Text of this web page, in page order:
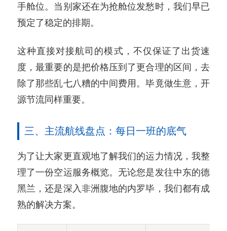
手舱位。当别家还在为抢舱位发愁时，我们早已
预定了稳定的排期。
这种直接对接航司的模式，不仅保证了出货速
度，最重要的是把价格压到了更合理的区间，去
除了那些乱七八糟的中间费用。毕竟做生意，开
源节流同样重要。
三、主流航线盘点：每日一班的底气
为了让大家更直观地了解我们的运力情况，我整
理了一份空运服务概览。无论您是发往中东的德
黑兰，还是深入非洲腹地的内罗毕，我们都有成
熟的解决方案。